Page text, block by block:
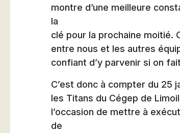
montre d’une meilleure
la
clé pour la prochaine moitié.
entre nous et les autres
confiant d’y parvenir si on
C’est donc à compter du 25
les Titans du Cégep de
l’occasion de mettre à
de